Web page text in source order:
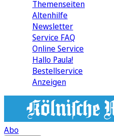
Themenseiten
Altenhilfe
Newsletter
Service FAQ
Online Service
Hallo Paula!
Bestellservice
Anzeigen
Abo